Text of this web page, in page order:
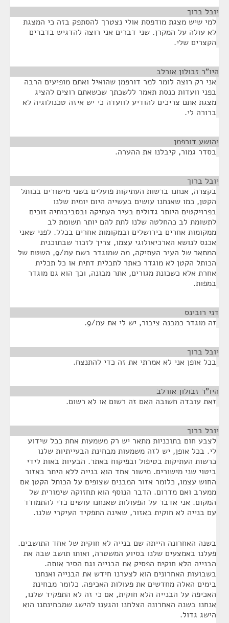
יובל ברוך
למי שיש מצגת מודפסת אולי נצטרך להסתפק בזה כי המצגת
לא עולה על המקרן. שני דברים אני רוצה להדגיש בדברים
הקצרים שלי.
היו"ר זבולון אורלב
אני רק רוצה לומר למר דורפמן שהואיל ואתם מופיעים הרבה
בפני וועדות כנסת תאמר ללשכתך שכשאתם רוצים להציג
מצגת אתם צריכים להודיע לוועדה כי יש איזה טכנולוגיה לא
ברורה לי.
יהושע דורפמן
בסדר גמור, קיבלנו את ההערה.
יובל ברוך
בקצרה, אנחנו ברשות העתיקות פועלים בשני מישורים בכותל
הקטן, כמו שאנחנו עושים בעשייה היום יומית שלנו
בפרויקטים היותר גדולים בעיר העתיקה ובסביבותיה זוכים
לתשומת לב כהחלטה שלנו לתת להם יותר תשומת לב
ממקומות אחרים בירושלים ובמקומות אחרים בכלל. לפני שאני
אכנס לנושא הארכיאולוגי עצמו, צריך לזכור שבתוכנית
המתאר של העיר העתיקה, מה שמוגדר בשם עמ/9, השטח של
הכותל הקטן לא מוגדר כאתר לתכלית דתית או כל תכלית
אחרת אלא כשכונת מגורים, אתר מבונה, וכך הוא גם מוגדר
במפות.
דני רובינס
זה מוגדר כמבנה ציבור, יש לי את עמ/9.
יובל ברוך
בכל אופן אני לא אמרתי את זה כדי להתנצח.
היו"ר זבולון אורלב
זאת עובדה חשובה האם זה רשום או לא רשום.
יובל ברוך
לצבע חום בתוכניות מתאר יש רק משמעות אחת ככל שידוע
לי. בכל אופן, יש לזה משמעות מבחינת הבעייתיות שלנו
כרשות העתיקות בטיפול ובפיקוח באתר. הבעיות באות לידי
ביטוי שני מישורים. מישור אחד הוא בנייה ללא היתר באזור
החוש עצמו, כלומר אזור המבנים שצופים על הכותל הקטן אם
ממערב ואם מדרום. הדבר הנוסף הוא תחזוקה שימורית של
המקום. אני אדבר על הפעולות שאנחנו עושים כדי להתמודד
עם בנייה לא חוקית באזור, שאינה התפקיד העיקרי שלנו.
בשנה האחרונה הייתה שם בנייה לא חוקית של אחד התושבים.
פעלנו באמצעים שלנו בסיוע המשטרה, ואותו תושב שבה את
הבנייה הלא חוקית הפסיק את הבנייה וגם הסיר אותה.
בשבועות האחרונים הוא לצערנו חידש את הבנייה ואנחנו
בימים האלה מחדשים את פעולות האכיפה. כלומר מבחינת
האכיפה על הבנייה הלא חוקית, אם כי זה לא התפקיד שלנו,
אנחנו בשנה האחרונה הצלחנו והגענו להישג שמבחינתנו הוא
הישג גדול.